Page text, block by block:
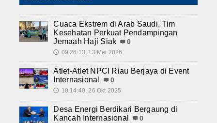
Cuaca Ekstrem di Arab Saudi, Tim
Kesehatan Perkuat Pendampingan
Jemaah Haji Siak
0
🕔 09:26:13, 13 Mei 2026
Atlet-Atlet NPCI Riau Berjaya di Event
Internasional
0
🕔 10:14:40, 26 Okt 2025
Desa Energi Berdikari Bergaung di
Kancah Internasional
0